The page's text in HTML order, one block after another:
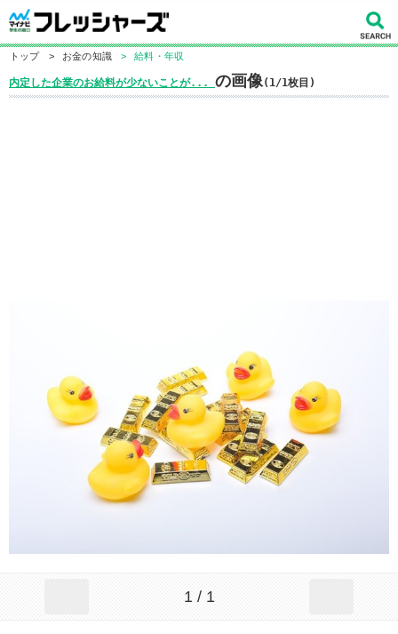
トップ > お金の知識 > 給料・年収
内定した企業のお給料が少ないことが... の画像(1/1枚目)
1 / 1